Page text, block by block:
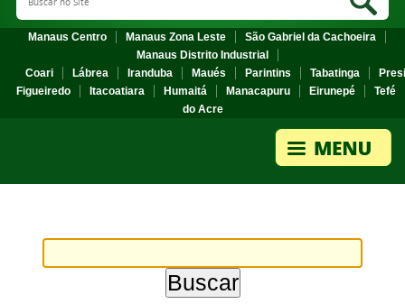
Manaus Centro Manaus Zona Leste
São Gabriel da Cachoeira
Manaus Distrito Industrial
Coari
Lábrea Iranduba Maués Parintins Tabatinga
Figueiredo
Itacoatiara Humaitá Manacapuru Eirunepé
Tefé
do Acre